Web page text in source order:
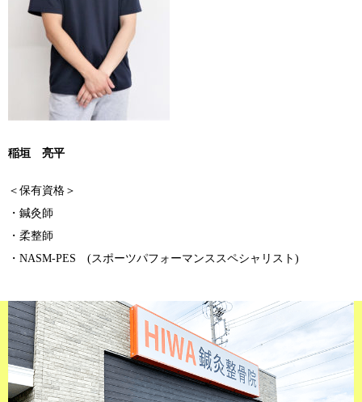
稲垣 亮平
＜保有資格＞
・鍼灸師
・柔整師
・NASM-PES (スポーツパフォーマンススペシャリスト)